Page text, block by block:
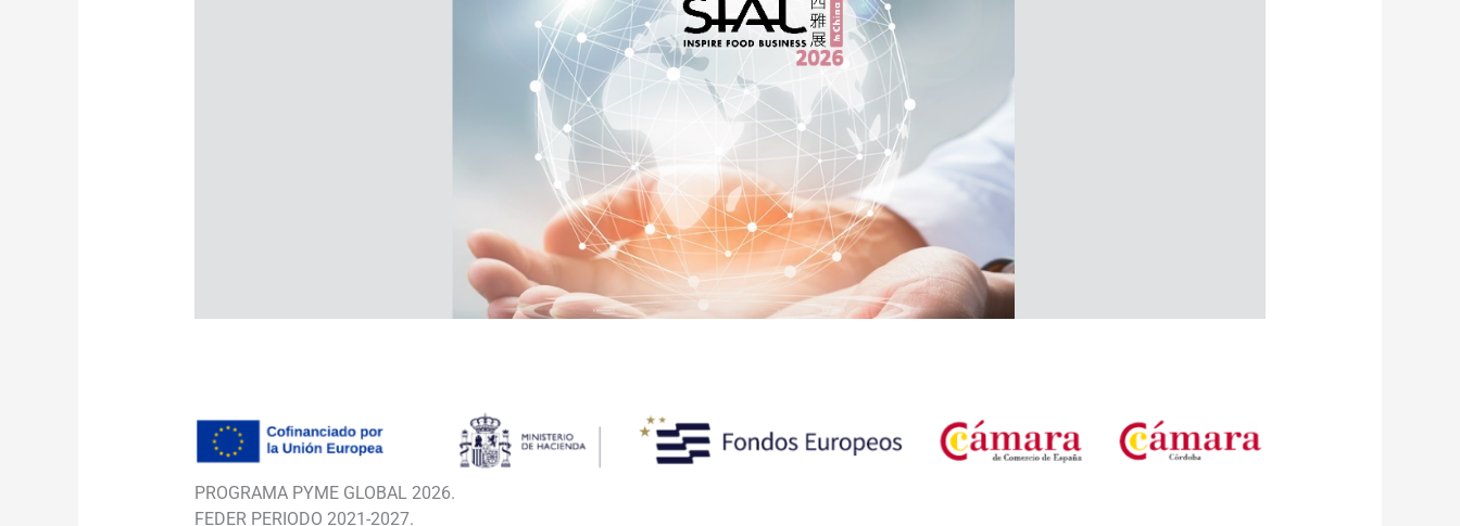
PROGRAMA PYME GLOBAL 2026.
FEDER PERIODO 2021-2027.